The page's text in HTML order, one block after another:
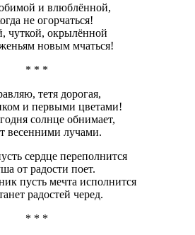
и влюблённой,
не огорчаться!
чуткой, окрылённой
новым мчаться!
* * *
тетя дорогая,
и первыми цветами!
солнце обнимает,
весенними лучами.
сердце переполнится
от радости поет.
пусть мечта исполнится
радостей черед.
* * *